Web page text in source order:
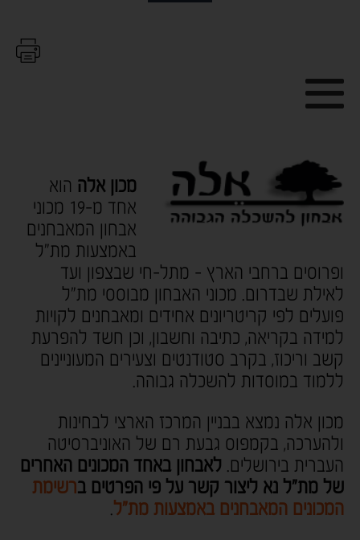
מכון אלה הוא
אחד מ-19 מכוני
אבחון המאבחנים
באמצעות מת"ל
ופרוסים ברחבי הארץ - מתל-חי שבצפון ועד
לאילת שבדרום. מכוני האבחון מבוססי מת"ל
פועלים לפי קריטריונים אחידים ומאבחנים לקויות
למידה בקריאה, כתיבה וחשבון, וכן חשד להפרעת
קשב וריכוז, בקרב סטודנטים וצעירים המעוניינים
ללמוד במוסדות להשכלה גבוהה.
מכון אלה נמצא בבניין המרכז הארצי לבחינות
ולהערכה, בקמפוס גבעת רם של האוניברסיטה
העברית בירושלים. לאבחון באחד המכונים האחרים
של מת"ל נא ליצור קשר על פי הפרטים ברשימת
המכונים המאבחנים באמצעות מת"ל.